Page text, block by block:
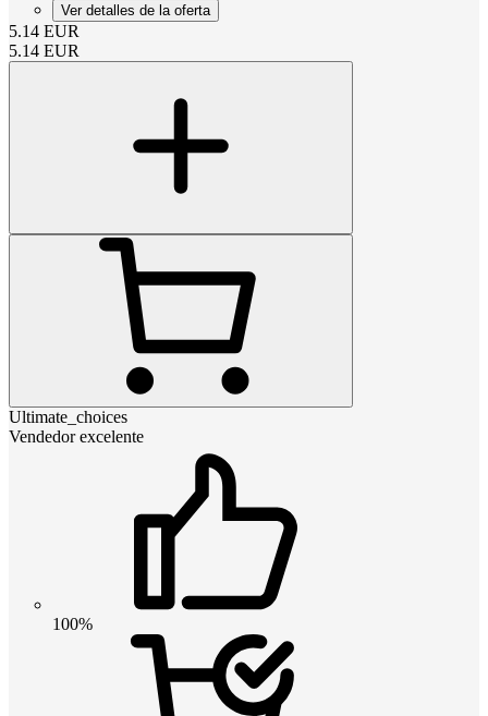
Ver detalles de la oferta
5.14 EUR
5.14 EUR
Ultimate_choices
Vendedor excelente
100%